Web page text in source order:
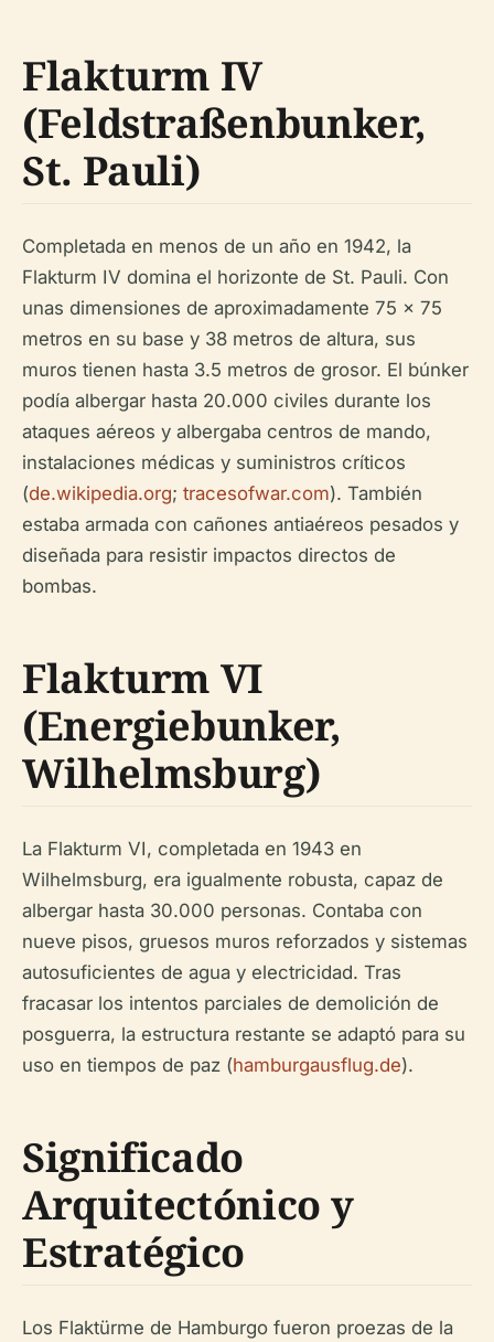
Flakturm IV
(Feldstraßenbunker,
St. Pauli)
Completada en menos de un año en 1942, la
Flakturm IV domina el horizonte de St. Pauli. Con
unas dimensiones de aproximadamente 75 x 75
metros en su base y 38 metros de altura, sus
muros tienen hasta 3.5 metros de grosor. El búnker
podía albergar hasta 20.000 civiles durante los
ataques aéreos y albergaba centros de mando,
instalaciones médicas y suministros críticos
(de.wikipedia.org; tracesofwar.com). También
estaba armada con cañones antiaéreos pesados y
diseñada para resistir impactos directos de
bombas.
Flakturm VI
(Energiebunker,
Wilhelmsburg)
La Flakturm VI, completada en 1943 en
Wilhelmsburg, era igualmente robusta, capaz de
albergar hasta 30.000 personas. Contaba con
nueve pisos, gruesos muros reforzados y sistemas
autosuficientes de agua y electricidad. Tras
fracasar los intentos parciales de demolición de
posguerra, la estructura restante se adaptó para su
uso en tiempos de paz (hamburgausflug.de).
Significado
Arquitectónico y
Estratégico
Los Flaktürme de Hamburgo fueron proezas de la